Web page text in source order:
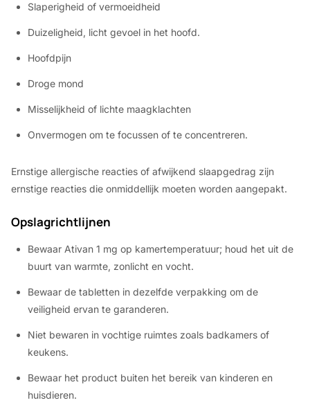
Slaperigheid of vermoeidheid
Duizeligheid, licht gevoel in het hoofd.
Hoofdpijn
Droge mond
Misselijkheid of lichte maagklachten
Onvermogen om te focussen of te concentreren.
Ernstige allergische reacties of afwijkend slaapgedrag zijn
ernstige reacties die onmiddellijk moeten worden aangepakt.
Opslagrichtlijnen
Bewaar Ativan 1 mg op kamertemperatuur; houd het uit de
buurt van warmte, zonlicht en vocht.
Bewaar de tabletten in dezelfde verpakking om de
veiligheid ervan te garanderen.
Niet bewaren in vochtige ruimtes zoals badkamers of
keukens.
Bewaar het product buiten het bereik van kinderen en
huisdieren.